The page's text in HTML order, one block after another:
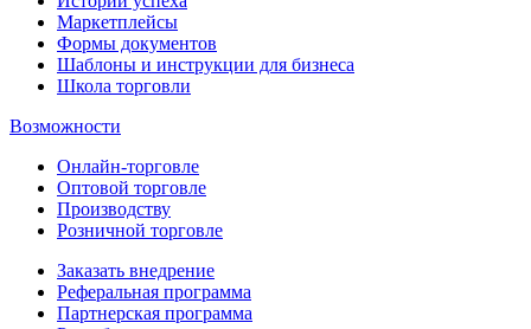
Маркетплейсы
Формы документов
Шаблоны и инструкции для бизнеса
Школа торговли
Возможности
Онлайн-торговле
Оптовой торговле
Производству
Розничной торговле
Заказать внедрение
Реферальная программа
Партнерская программа